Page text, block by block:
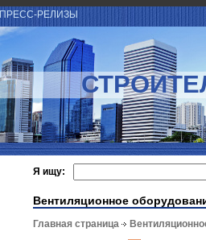
ПРЕСС-РЕЛИЗЫ
Я ищу:
Вентиляционное
Главная страница